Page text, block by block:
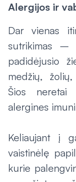
Alergijos ir
Dar vienas
sutrikimas –
padidėjusio
medžių,
Šios neretai
alergines
Keliaujant į
vaistinėlę
kurie